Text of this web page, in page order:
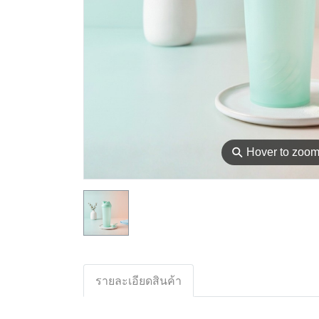
⚲ Hover to zoom
รายละเอียดสินค้า